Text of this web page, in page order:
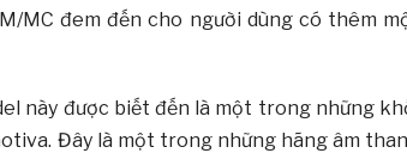
MC đem đến cho người dùng có thêm
này được biết đến là một trong những
Đây là một trong những hãng âm